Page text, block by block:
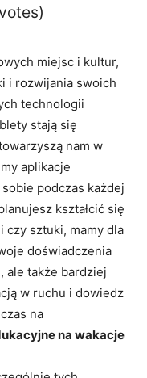
miejsc ⁢i kultur,
i rozwijania swoich
technologii
stają się
nam w
‍aplikacje⁣
podczas⁤ każdej‌
kształcić się‍
czy sztuki, mamy dla
doświadczenia⁤
ale także ‍bardziej
w ruchu i dowiedz
na
⁣na wakacje